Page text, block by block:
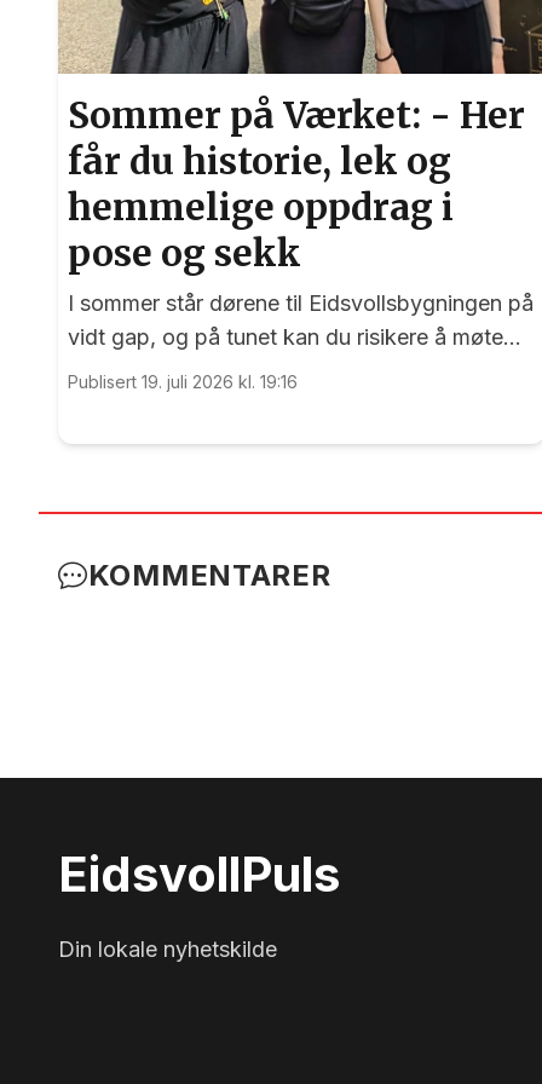
Sommer på Værket: - Her
får du historie, lek og
hemmelige oppdrag i
pose og sekk
I sommer står dørene til Eidsvollsbygningen på
vidt gap, og på tunet kan du risikere å møte
blide og hjelpsomme sommervikarer som mer
Publisert 19. juli 2026 kl. 19:16
KOMMENTARER
EidsvollPuls
Din lokale nyhetskilde